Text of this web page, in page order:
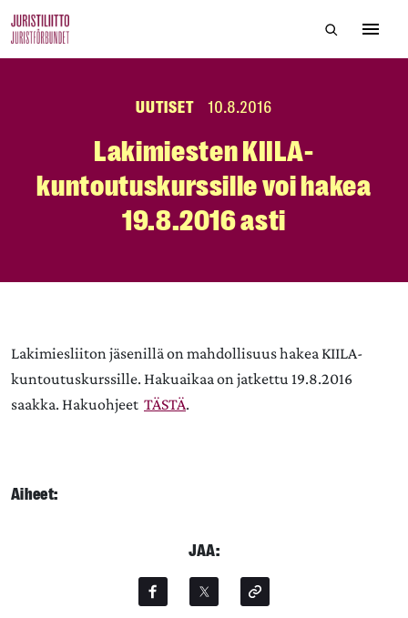
to
Hae
UUTISET 10.8.2016
Lakimiesten KIILA-
kuntoutuskurssille voi hakea
19.8.2016 asti
Lakimiesliiton jäsenillä on mahdollisuus hakea KIILA-
kuntoutuskurssille. Hakuaikaa on jatkettu 19.8.2016
saakka. Hakuohjeet TÄSTÄ.
Aiheet:
JAA: